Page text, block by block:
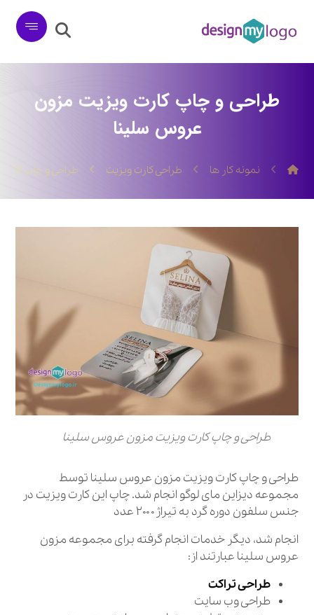
طراحی و چاپ کارت ویزیت مزون
عروس سلینا
نمونه کار ها طراحی کارت ویزیت طراحی و چاپ
طراحی و چاپ کارت ویزیت مزون عروس سلینا
طراحی و چاپ کارت ویزیت مزون عروس سلینا توسط
مجموعه دیزاین مای لوگو انجام شد. چاپ این کارت ویزیت در
جنس سلفون دوره گرد به تیراژ۲۰۰۰ عدد
انجام شد، دیگر خدمات انجام گرفته برای مجموعه مزون
عروس سلینا عبارتند از:
طراحی تراکت
طراحی وب سایت